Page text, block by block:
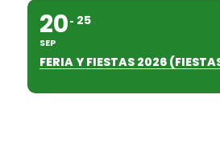
20
SEP
25
FERIA Y FIESTAS 2026